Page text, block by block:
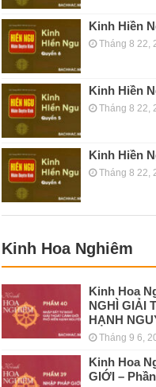
Kinh Hiền
Tháng 8 22,
Kinh Hiền
Tháng 8 22,
Kinh Hiền
Tháng 8 22,
Kinh Hoa Nghiêm
Kinh Hoa
NGHÌ GIẢI
HẠNH
Tháng 9 6,
Kinh Hoa
GIỚI –